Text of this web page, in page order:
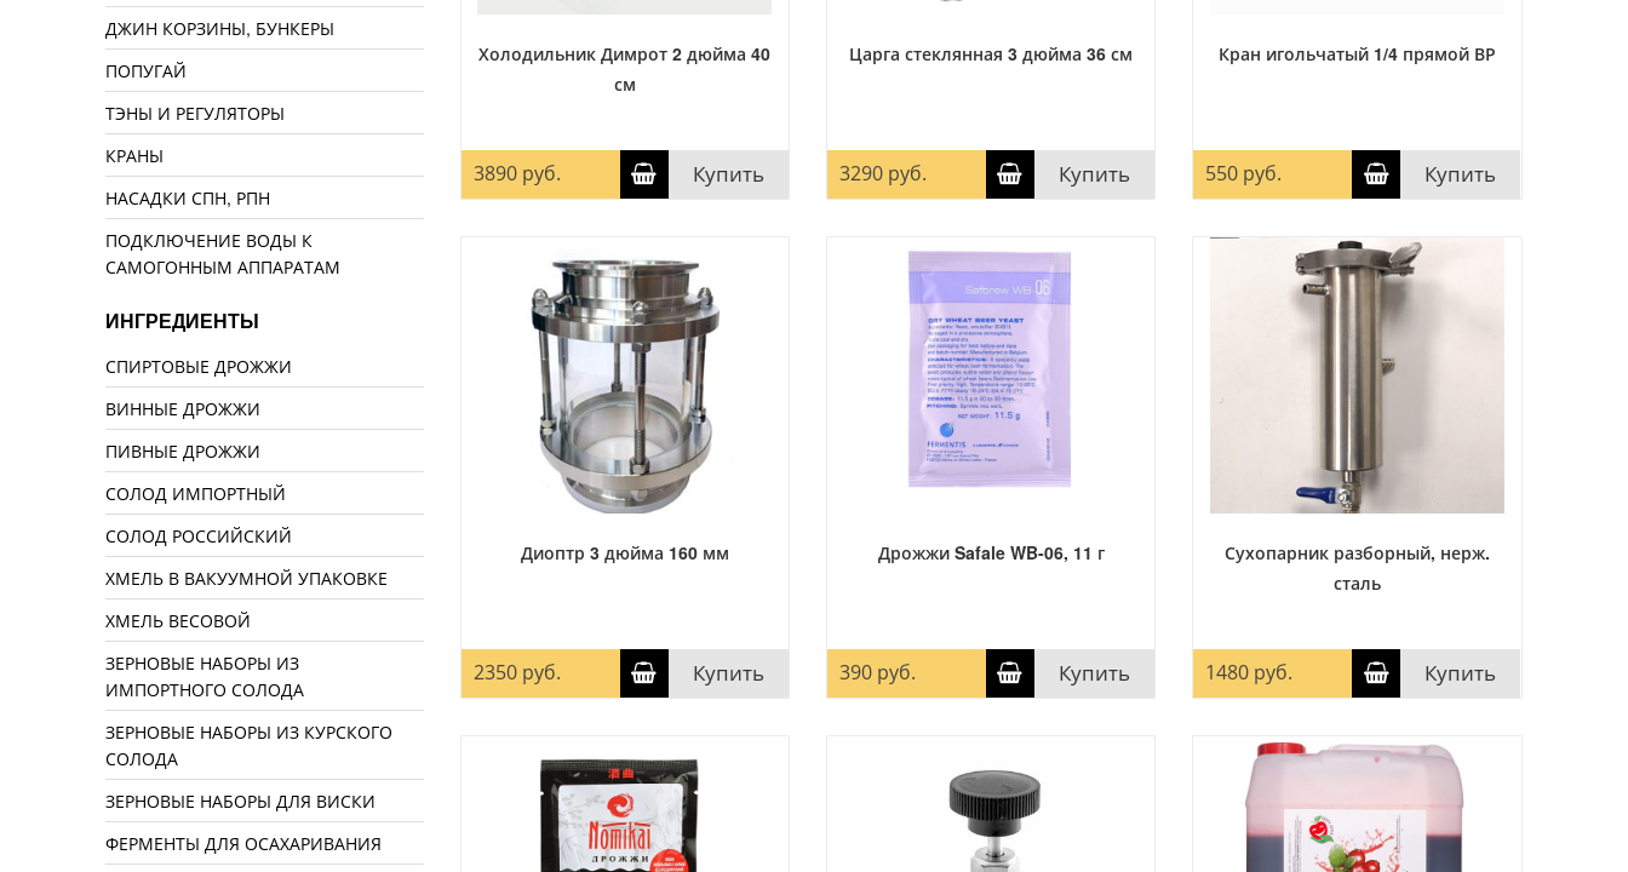
ДЖИН КОРЗИНЫ, БУНКЕРЫ
ПОПУГАЙ
ТЭНЫ И РЕГУЛЯТОРЫ
КРАНЫ
НАСАДКИ СПН, РПН
ПОДКЛЮЧЕНИЕ ВОДЫ К
САМОГОННЫМ АППАРАТАМ
ИНГРЕДИЕНТЫ
СПИРТОВЫЕ ДРОЖЖИ
ВИННЫЕ ДРОЖЖИ
ПИВНЫЕ ДРОЖЖИ
СОЛОД ИМПОРТНЫЙ
СОЛОД РОССИЙСКИЙ
ХМЕЛЬ В ВАКУУМНОЙ УПАКОВКЕ
ХМЕЛЬ ВЕСОВОЙ
ЗЕРНОВЫЕ НАБОРЫ ИЗ
ИМПОРТНОГО СОЛОДА
ЗЕРНОВЫЕ НАБОРЫ ИЗ КУРСКОГО
СОЛОДА
ЗЕРНОВЫЕ НАБОРЫ ДЛЯ ВИСКИ
ФЕРМЕНТЫ ДЛЯ ОСАХАРИВАНИЯ
Холодильник Димрот 2 дюйма 40
см
3890 руб. Купить
Царга стеклянная 3 дюйма 36 см
3290 руб. Купить
Кран игольчатый 1/4 прямой ВР
550 руб. Купить
Диоптр 3 дюйма 160 мм
2350 руб. Купить
Дрожжи Safale WB-06, 11 г
390 руб. Купить
Сухопарник разборный, нерж.
сталь
1480 руб. Купить